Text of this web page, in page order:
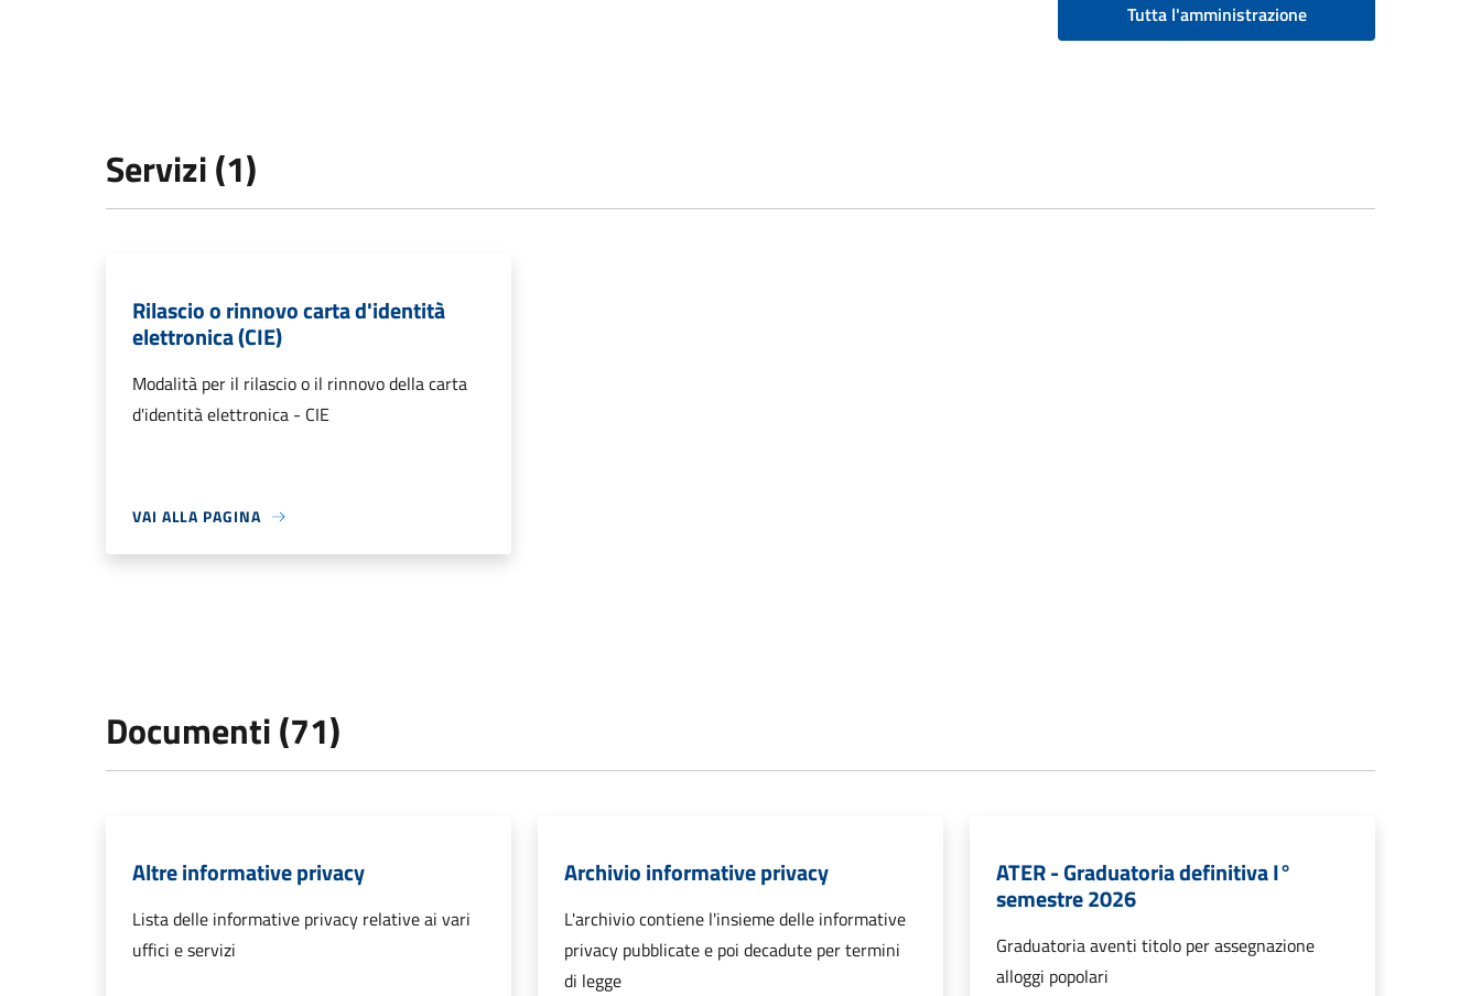
Tutta l'amministrazione
Servizi (1)
Rilascio o rinnovo carta d'identità
elettronica (CIE)
Modalità per il rilascio o il rinnovo della carta
d'identità elettronica - CIE
VAI ALLA PAGINA
Documenti (71)
Altre informative privacy
Lista delle informative privacy relative ai vari
uffici e servizi
Archivio informative privacy
L'archivio contiene l'insieme delle informative
privacy pubblicate e poi decadute per termini
di legge
ATER - Graduatoria definitiva I°
semestre 2026
Graduatoria aventi titolo per assegnazione
alloggi popolari